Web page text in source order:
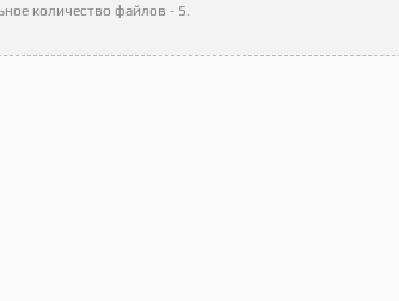
количество файлов - 5.